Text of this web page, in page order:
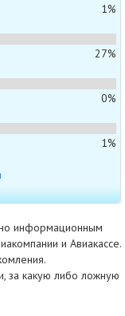
1%
27%
0%
1%
информационным
и Авиакассе.
за какую либо ложную